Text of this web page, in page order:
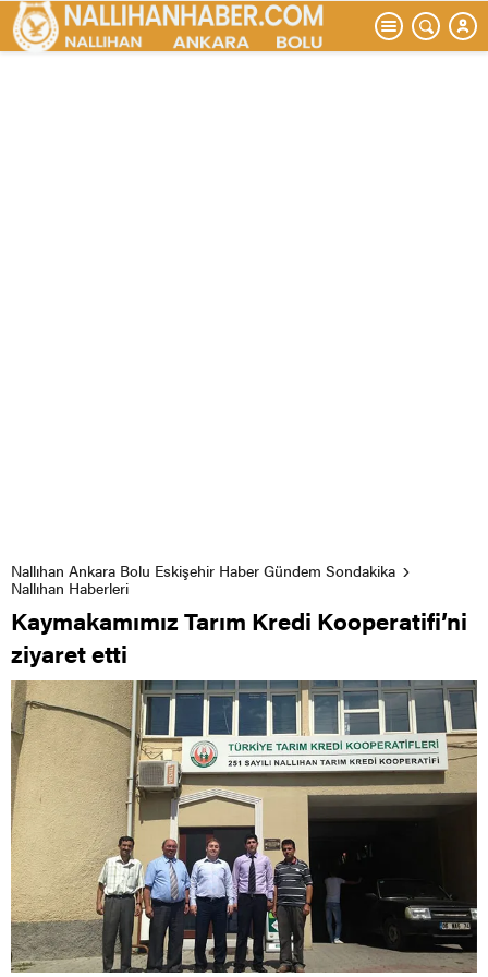
Nallıhan Ankara Bolu Eskişehir Haber Gündem Sondakika
Nallıhan Haberleri
Kaymakamımız Tarım Kredi Kooperatifi’ni
ziyaret etti